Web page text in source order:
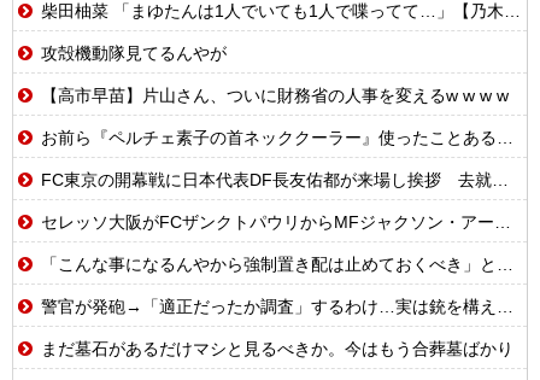
柴田柚菜 「まゆたんは1人でいても1人で喋ってて…」【乃木坂46】
攻殻機動隊見てるんやが
【高市早苗】片山さん、ついに財務省の人事を変えるw w w w
お前ら『ペルチェ素子の首ネッククーラー』使ったことあるか？
FC東京の開幕戦に日本代表DF長友佑都が来場し挨拶 去就に注目集まる
セレッソ大阪がFCザンクトパウリからMFジャクソン・アーバインを完全移籍で獲得と発表 「チームがさらに良くなる手助けをしたいと思っています」
「こんな事になるんやから強制置き配は止めておくべき」とユーザーがドン引き、UberEatsが導入した強制置き配が起こしたのは……
警官が発砲→「適正だったか調査」するわけ…実は銃を構えただけで警察本部長まで報告！
まだ墓石があるだけマシと見るべきか。今はもう合葬墓ばかり